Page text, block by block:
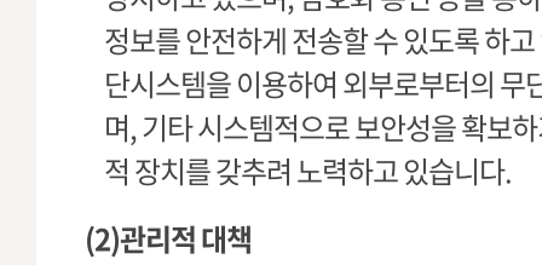
정보를 안전하게 전송할 수 있도록 하
단시스템을 이용하여 외부로부터의 무
며, 기타 시스템적으로 보안성을 확보
적 장치를 갖추려 노력하고 있습니다.
(2)관리적 대책